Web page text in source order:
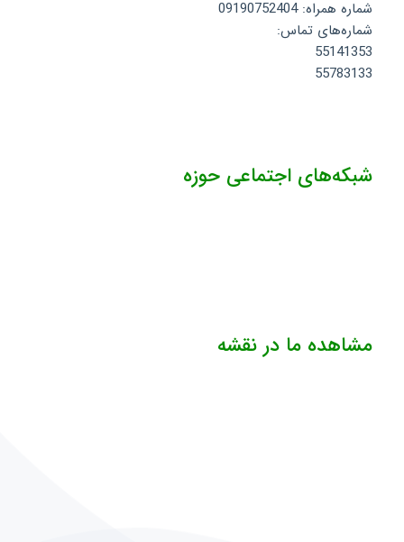
شماره همراه: 09190752404
شماره‌های تماس:
55141353
55783133
شبکه‌های اجتماعی حوزه
مشاهده ما در نقشه